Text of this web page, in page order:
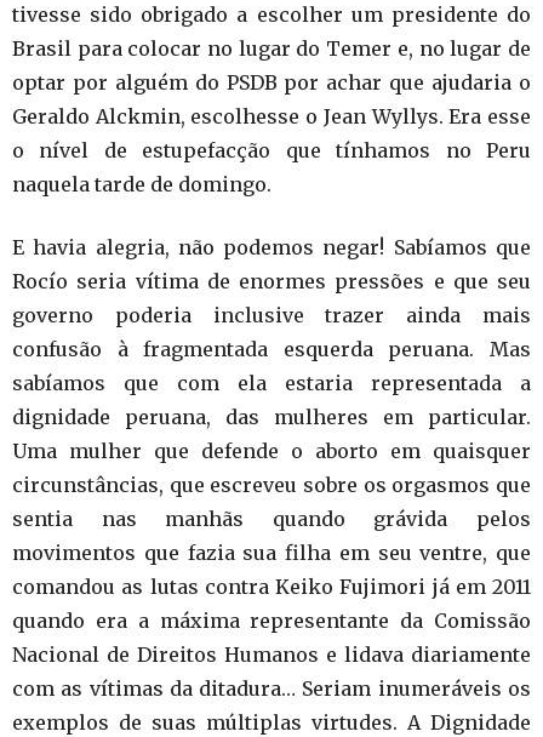
tivesse sido obrigado a escolher um presidente do
Brasil para colocar no lugar do Temer e, no lugar de
optar por alguém do PSDB por achar que ajudaria o
Geraldo Alckmin, escolhesse o Jean Wyllys. Era esse
o nível de estupefacção que tínhamos no Peru
naquela tarde de domingo.
E havia alegria, não podemos negar! Sabíamos que
Rocío seria vítima de enormes pressões e que seu
governo poderia inclusive trazer ainda mais
confusão à fragmentada esquerda peruana. Mas
sabíamos que com ela estaria representada a
dignidade peruana, das mulheres em particular.
Uma mulher que defende o aborto em quaisquer
circunstâncias, que escreveu sobre os orgasmos que
sentia nas manhãs quando grávida pelos
movimentos que fazia sua filha em seu ventre, que
comandou as lutas contra Keiko Fujimori já em 2011
quando era a máxima representante da Comissão
Nacional de Direitos Humanos e lidava diariamente
com as vítimas da ditadura… Seriam inumeráveis os
exemplos de suas múltiplas virtudes. A Dignidade